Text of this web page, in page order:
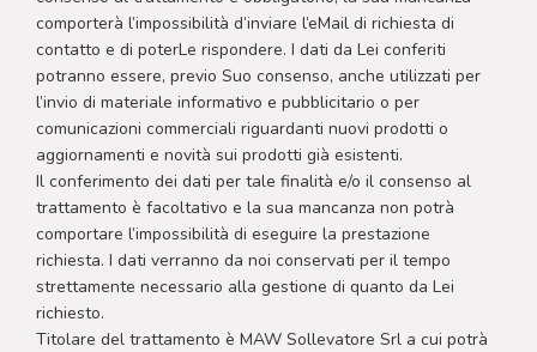
comporterà l’impossibilità d’inviare l’eMail di richiesta di
contatto e di poterLe rispondere. I dati da Lei conferiti
potranno essere, previo Suo consenso, anche utilizzati per
l’invio di materiale informativo e pubblicitario o per
comunicazioni commerciali riguardanti nuovi prodotti o
aggiornamenti e novità sui prodotti già esistenti.
Il conferimento dei dati per tale finalità e/o il consenso al
trattamento è facoltativo e la sua mancanza non potrà
comportare l’impossibilità di eseguire la prestazione
richiesta. I dati verranno da noi conservati per il tempo
strettamente necessario alla gestione di quanto da Lei
richiesto.
Titolare del trattamento è MAW Sollevatore Srl a cui potrà